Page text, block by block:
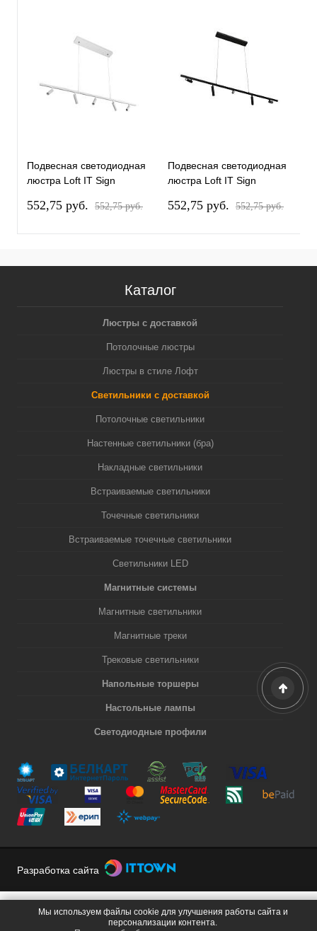
Подвесная светодиодная
люстра Loft IT Sign
552,75 pуб. 552,75 pуб.
Подвесная светодиодная
люстра Loft IT Sign
552,75 pуб. 552,75 pуб.
Каталог
Люстры с доставкой
Потолочные люстры
Люстры в стиле Лофт
Светильники с доставкой
Потолочные светильники
Настенные светильники (бра)
Накладные светильники
Встраиваемые светильники
Точечные светильники
Встраиваемые точечные светильники
Светильники LED
Магнитные системы
Магнитные светильники
Магнитные треки
Трековые светильники
Напольные торшеры
Настольные лампы
Светодиодные профили
Разработка сайта
Мы используем файлы cookie для улучшения работы сайта и
персонализации контента.